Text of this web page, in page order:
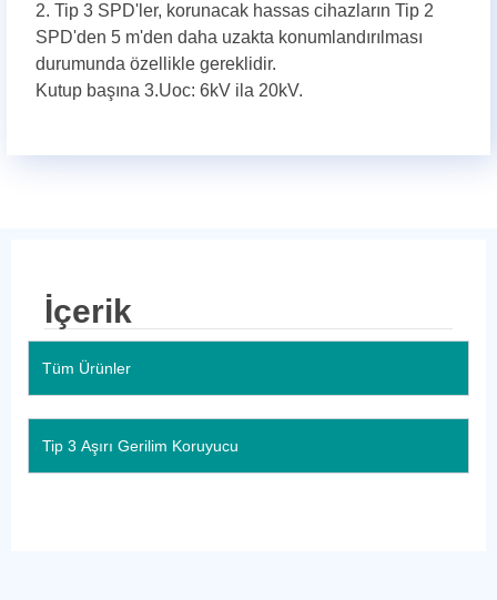
2. Tip 3 SPD'ler, korunacak hassas cihazların Tip 2
SPD'den 5 m'den daha uzakta konumlandırılması
durumunda özellikle gereklidir.
Kutup başına 3.Uoc: 6kV ila 20kV.
İçerik